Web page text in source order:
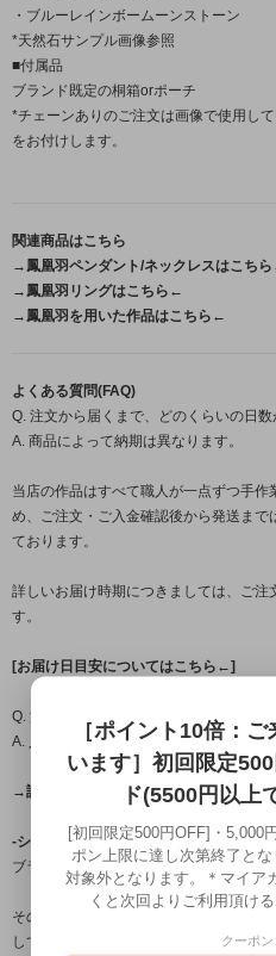
・ブルーレインボームーンストーン
*天然石サンプル画像参照
■付属品
ブランド既定の桐箱orポーチ
*チェーンありのご注文は画像で使用し
をお付けします。
関連商品はこちら
→鳳凰羽ペンダント/ネックレスはこち
→鳳凰羽リングはこちら←
→鳳凰羽を用いた作品はこちら←
よくある質問(FAQ)
Q. 注文から届くまで、どのくらいの日
A. 商品によって納期は異なります。
当店の作品はすべて職人が一点ずつ手
め、ご注文・ご入金確認後から発送ま
ております。
詳しいお届け時期につきましては、ご注
す。
[お届け日目安についてはこちら←]
Q. 温泉やプール、お風呂に入るときは外
A. 入浴時の着用は避けて頂くことをおす
→詳しくはこちら(FAQ)←
-シルバーアクセサリーブランド「龍頭
ブランド名の「龍頭」とは梵鐘の最上部
その良し悪しで鐘の風格さえも変えてし
しており、日本古来から受け継がれて
［ポイント10倍：
います］初回限定
ド(5500円以上
[初回限定500円OFF]・5,000
ポン上限に達し次第終了と
対象外となります。＊マイア
くと次回よりご利用頂け
クーポ